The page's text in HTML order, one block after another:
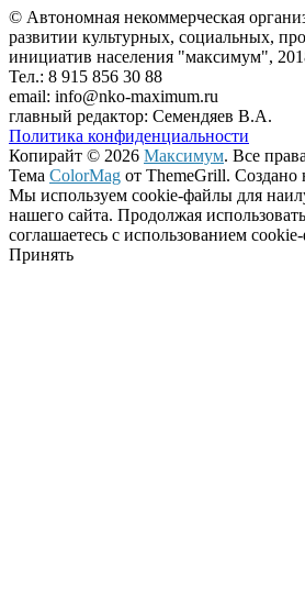
© Автономная некоммерческая
развитии культурных, социальных,
инициатив населения "максимум",
Тел.: 8 915 856 30 88
email: info@nko-maximum.ru
главный редактор: Семендяев В.А.
Политика конфиденциальности
Копирайт © 2026 Максимум. Все
Тема ColorMag от ThemeGrill. Создано
Мы используем cookie-файлы для
нашего сайта. Продолжая
соглашаетесь с использованием
Принять